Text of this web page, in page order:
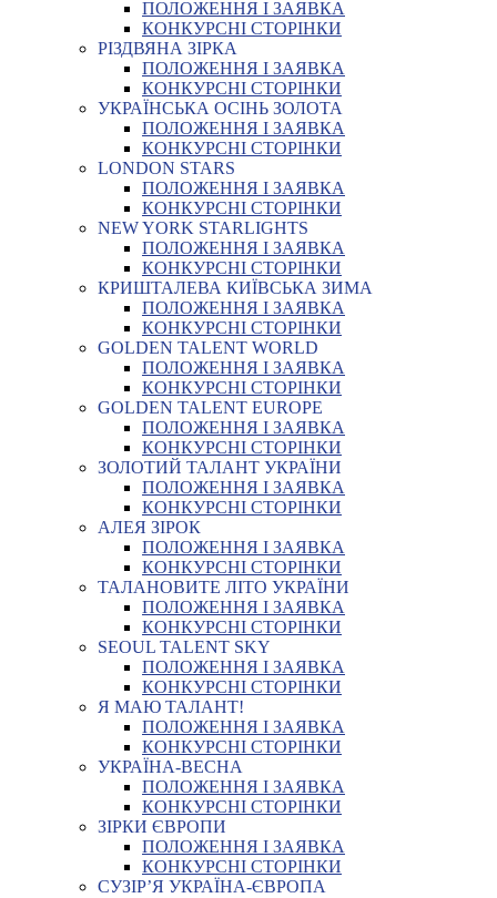
ПОЛОЖЕННЯ І ЗАЯВКА
КОНКУРСНІ СТОРІНКИ
РІЗДВЯНА ЗІРКА
ПОЛОЖЕННЯ І ЗАЯВКА
КОНКУРСНІ СТОРІНКИ
УКРАЇНСЬКА ОСІНЬ ЗОЛОТА
ПОЛОЖЕННЯ І ЗАЯВКА
КОНКУРСНІ СТОРІНКИ
LONDON STARS
ПОЛОЖЕННЯ І ЗАЯВКА
КОНКУРСНІ СТОРІНКИ
NEW YORK STARLIGHTS
ПОЛОЖЕННЯ І ЗАЯВКА
КОНКУРСНІ СТОРІНКИ
КРИШТАЛЕВА КИЇВСЬКА ЗИМА
ПОЛОЖЕННЯ І ЗАЯВКА
КОНКУРСНІ СТОРІНКИ
GOLDEN TALENT WORLD
ПОЛОЖЕННЯ І ЗАЯВКА
КОНКУРСНІ СТОРІНКИ
GOLDEN TALENT EUROPE
ПОЛОЖЕННЯ І ЗАЯВКА
КОНКУРСНІ СТОРІНКИ
ЗОЛОТИЙ ТАЛАНТ УКРАЇНИ
ПОЛОЖЕННЯ І ЗАЯВКА
КОНКУРСНІ СТОРІНКИ
АЛЕЯ ЗІРОК
ПОЛОЖЕННЯ І ЗАЯВКА
КОНКУРСНІ СТОРІНКИ
ТАЛАНОВИТЕ ЛІТО УКРАЇНИ
ПОЛОЖЕННЯ І ЗАЯВКА
КОНКУРСНІ СТОРІНКИ
SEOUL TALENT SKY
ПОЛОЖЕННЯ І ЗАЯВКА
КОНКУРСНІ СТОРІНКИ
Я МАЮ ТАЛАНТ!
ПОЛОЖЕННЯ І ЗАЯВКА
КОНКУРСНІ СТОРІНКИ
УКРАЇНА-ВЕСНА
ПОЛОЖЕННЯ І ЗАЯВКА
КОНКУРСНІ СТОРІНКИ
ЗІРКИ ЄВРОПИ
ПОЛОЖЕННЯ І ЗАЯВКА
КОНКУРСНІ СТОРІНКИ
СУЗІР’Я УКРАЇНА-ЄВРОПА